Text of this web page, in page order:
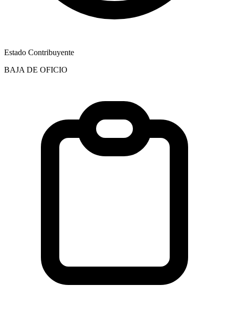
Estado Contribuyente
BAJA DE OFICIO